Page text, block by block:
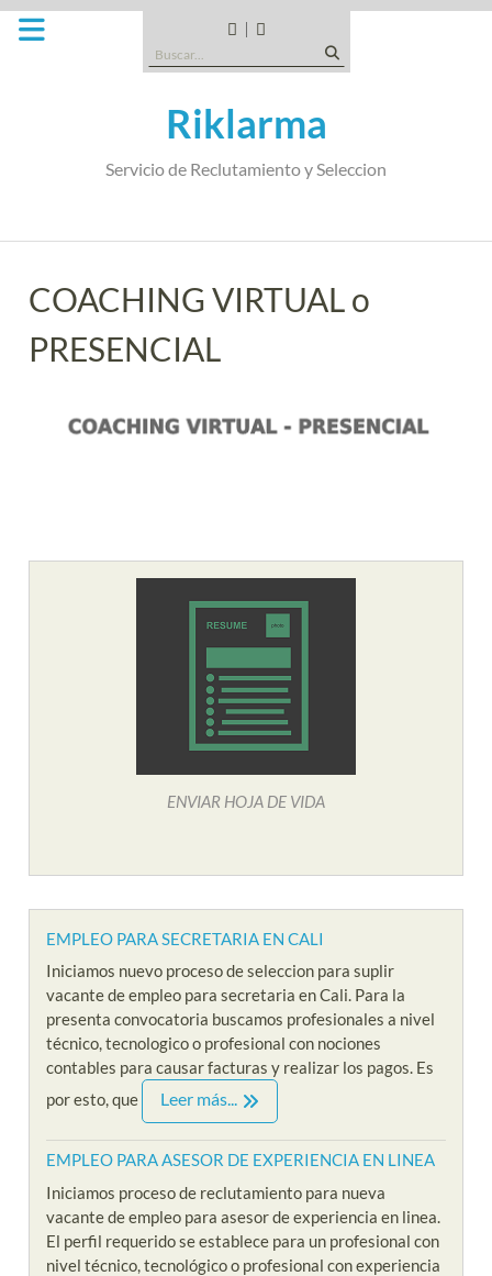
Saltar
CANDIDATOS
TIPO
EMPRESA
SOMOS
Buscar:
Riklarma
Servicio de Reclutamiento y Seleccion
COACHING VIRTUAL o
PRESENCIAL
ENVIAR HOJA DE VIDA
EMPLEO PARA SECRETARIA EN CALI
Iniciamos nuevo proceso de seleccion para suplir
vacante de empleo para secretaria en Cali. Para la
presenta convocatoria buscamos profesionales a nivel
técnico, tecnologico o profesional con nociones
contables para causar facturas y realizar los pagos. Es
por esto, que
Leer más...
EMPLEO PARA ASESOR DE EXPERIENCIA EN LINEA
Iniciamos proceso de reclutamiento para nueva
vacante de empleo para asesor de experiencia en linea.
El perfil requerido se establece para un profesional con
nivel técnico, tecnológico o profesional con experiencia